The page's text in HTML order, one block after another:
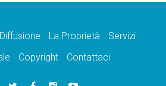
Diffusione La Proprietà
Servizi
Copyright Contattaci